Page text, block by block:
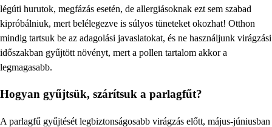
légúti hurutok, megfázás esetén, de allergiásoknak ezt sem szabad
kipróbálniuk, mert belélegezve is súlyos tüneteket okozhat! Otthon
mindig tartsuk be az adagolási javaslatokat, és ne használjunk virágzási
időszakban gyűjtött növényt, mert a pollen tartalom akkor a
legmagasabb.
Hogyan gyűjtsük, szárítsuk a parlagfűt?
A parlagfű gyűjtését legbiztonságosabb virágzás előtt, május-júniusban